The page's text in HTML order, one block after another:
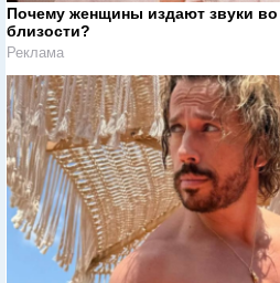
Почему женщины издают звуки
близости?
Реклама